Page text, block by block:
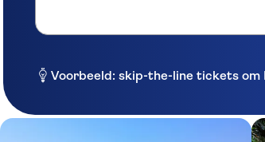
Voorbeeld: skip-the-line tickets om